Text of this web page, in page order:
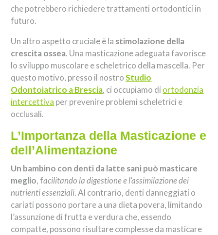
che potrebbero richiedere trattamenti ortodontici in
futuro.
Un altro aspetto cruciale è la stimolazione della
crescita ossea. Una masticazione adeguata favorisce
lo sviluppo muscolare e scheletrico della mascella. Per
questo motivo, presso il nostroStudio
Odontoiatrico a Brescia, ci occupiamo di ortodonzia
intercettiva per prevenire problemi scheletrici e
occlusali.
L’Importanza della Masticazione e
dell’Alimentazione
Un bambino con denti da latte sani può masticare
meglio, facilitando la digestione e l’assimilazione dei
nutrienti essenziali. Al contrario, denti danneggiati o
cariati possono portare a una dieta povera, limitando
l’assunzione di frutta e verdura che, essendo
compatte, possono risultare complesse da masticare